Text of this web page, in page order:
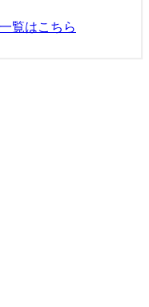
覧はこちら